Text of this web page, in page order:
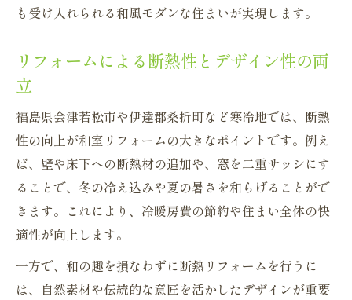
も受け入れられる和風モダンな住まいが実現します。
リフォームによる断熱性とデザイン性の両
立
福島県会津若松市や伊達郡桑折町など寒冷地では、断熱
性の向上が和室リフォームの大きなポイントです。例え
ば、壁や床下への断熱材の追加や、窓を二重サッシにす
ることで、冬の冷え込みや夏の暑さを和らげることがで
きます。これにより、冷暖房費の節約や住まい全体の快
適性が向上します。
一方で、和の趣を損なわずに断熱リフォームを行うに
は、自然素材や伝統的な意匠を活かしたデザインが重要